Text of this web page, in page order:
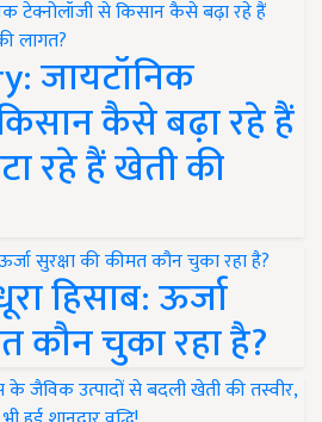
जायटॉनिक
कैसे बढ़ा रहे हैं
रहे हैं खेती की
हिसाब: ऊर्जा
कौन चुका रहा है?